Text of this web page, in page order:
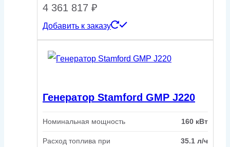
4 361 817 ₽
Добавить к заказу
Генератор Stamford GMP J220
Номинальная мощность 160 кВт
Расход топлива при
35.1 л/ч